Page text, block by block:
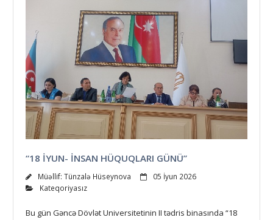
“18 İYUN- İNSAN HÜQUQLARI GÜNÜ”
Müəllif: Tünzalə Hüseynova
05 İyun 2026
Kateqoriyasız
Bu gün Gəncə Dövlət Universitetinin II tədris binasında “18